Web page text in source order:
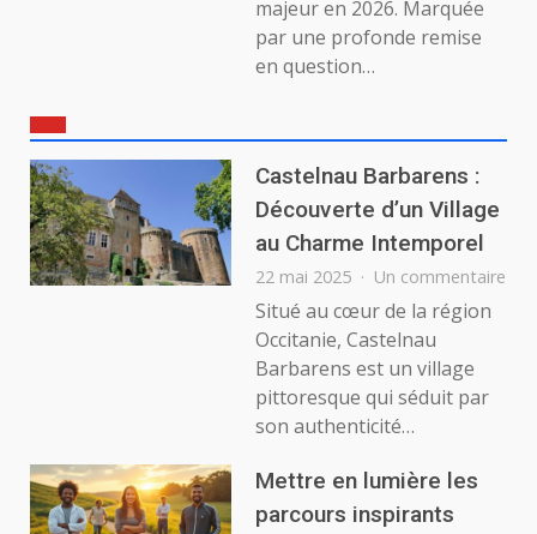
majeur en 2026. Marquée
par une profonde remise
en question…
Castelnau Barbarens :
Découverte d’un Village
au Charme Intemporel
22 mai 2025 Un commentaire
Situé au cœur de la région
Occitanie, Castelnau
Barbarens est un village
pittoresque qui séduit par
son authenticité…
Mettre en lumière les
parcours inspirants